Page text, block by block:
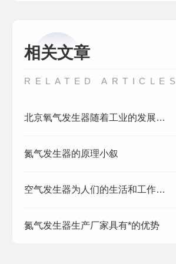
相关文章
RELATED ARTICLES
北京氧气发生器随着工业的发展更具灵活性
氮气发生器的原理小叙
空气发生器为人们的生活和工作提供了重要的保障
氮气发生器生产厂家具有*的优势